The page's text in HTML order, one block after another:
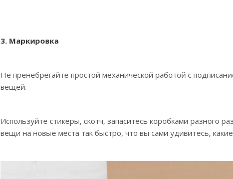
3. Маркировка
Не пренебрегайте простой механической работой с
вещей.
Используйте стикеры, скотч, запаситесь коробками разного
вещи на новые места так быстро, что вы сами удивитесь,